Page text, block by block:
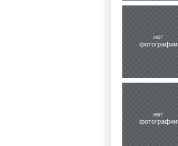
нет
фотографии
нет
фотографии